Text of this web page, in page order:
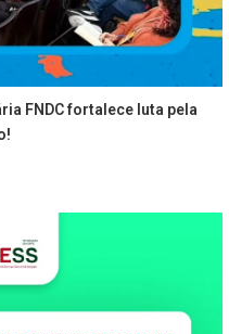
FNDC fortalece luta pela